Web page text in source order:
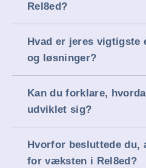
Rel8ed?
Hvad er jeres vigtigste
og løsninger?
Kan du forklare,
udviklet sig?
Hvorfor besluttede du,
for væksten i Rel8ed?